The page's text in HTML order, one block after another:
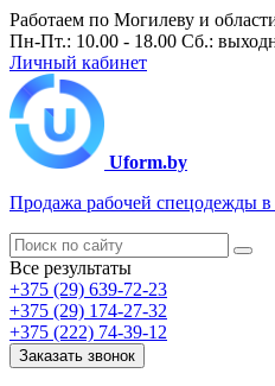
Работаем по Могилеву и
Пн-Пт.: 10.00 - 18.00 Сб.:
Личный кабинет
Uform.by
Продажа рабочей спецодежды
Все результаты
+375 (29) 639-72-23
+375 (29) 174-27-32
+375 (222) 74-39-12
Заказать звонок